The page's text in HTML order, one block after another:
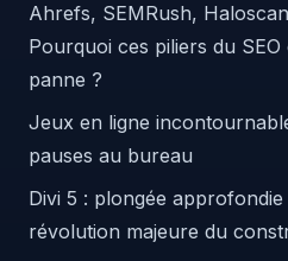
Ahrefs, SEMRush,
Pourquoi ces piliers du
panne ?
Jeux en ligne
pauses au bureau
Divi 5 : plongée
révolution majeure du